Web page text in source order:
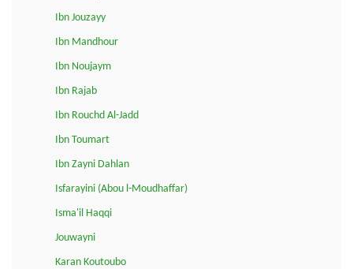
Ibn Jouzayy
Ibn Mandhour
Ibn Noujaym
Ibn Rajab
Ibn Rouchd Al-Jadd
Ibn Toumart
Ibn Zayni Dahlan
Isfarayini (Abou l-Moudhaffar)
Isma'il Haqqi
Jouwayni
Karan Koutoubo